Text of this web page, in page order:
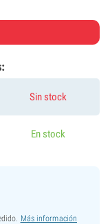
Sin stock
En stock
Más información